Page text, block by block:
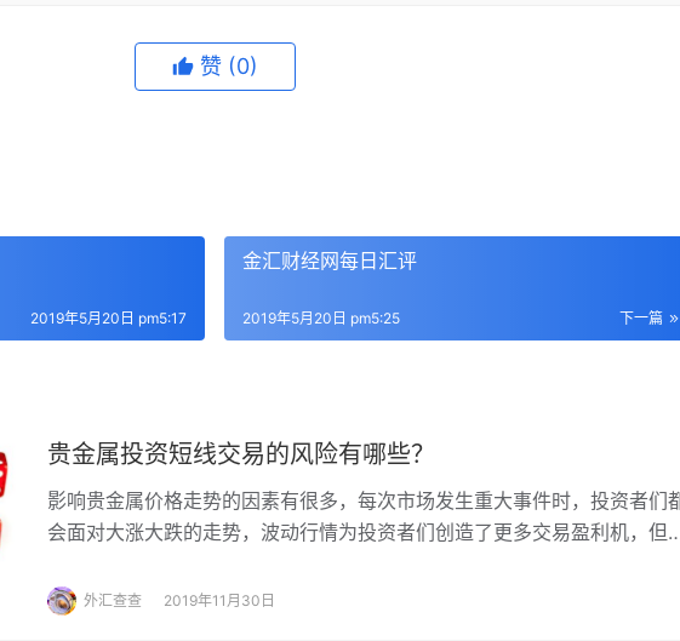
赞 (0)
2019年5月20日 pm5:17
金汇财经网每日汇评
下一篇
2019年5月20日 pm5:25
贵金属投资短线交易的风险有哪些？
影响贵金属价格走势的因素有很多，每次市场发生重大事件时，投资者们
会面对大涨大跌的走势，波动行情为投资者们创造了更多交易盈利机，但
外汇查查 2019年11月30日